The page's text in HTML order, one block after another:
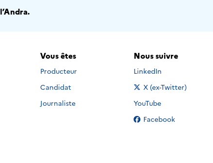
Vous êtes
Producteur
Candidat
Journaliste
Nous suivre
Nous suivre sur
LinkedIn
Nous suivre sur
X (ex-Twitter)
Nous suivre sur
YouTube
Nous suivre sur
Facebook